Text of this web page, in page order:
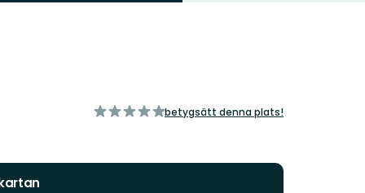
av
betygsätt denna plats!